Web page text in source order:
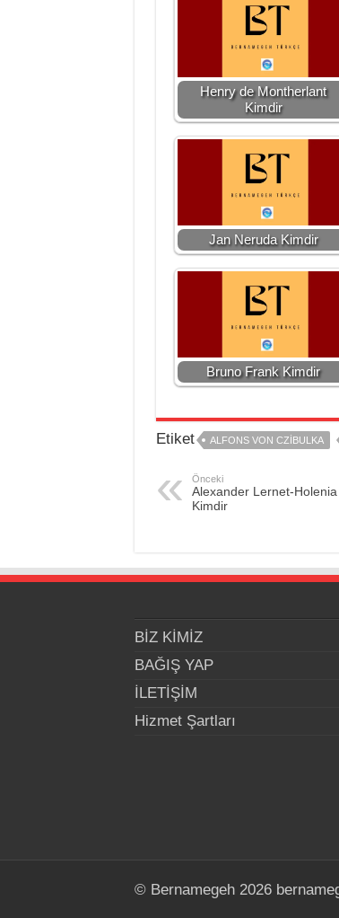
Henry de Montherlant
Kimdir
Jan Neruda Kimdir
Bruno Frank Kimdir
Etiket ALFONS VON CZIBULKA
Önceki
Alexander Lernet-Holenia
Kimdir
BİZ KİMİZ
BAĞIŞ YAP
İLETİŞİM
Hizmet Şartları
© Bernamegeh 2026